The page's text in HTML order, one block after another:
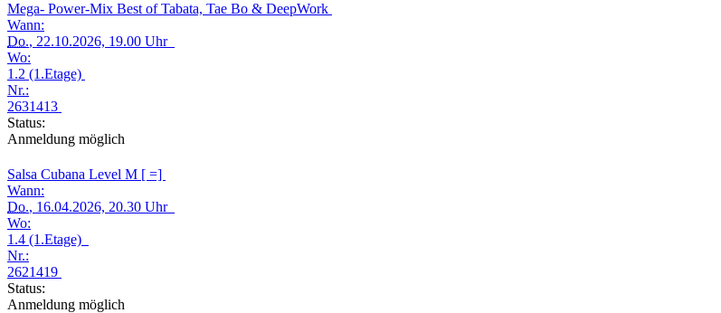
Mega- Power-Mix Best of Tabata, Tae Bo & DeepWork
Wann:
Do., 22.10.2026, 19.00 Uhr
Wo:
1.2 (1.Etage)
Nr.:
2631413
Status:
Anmeldung möglich
Salsa Cubana Level M [ =]
Wann:
Do., 16.04.2026, 20.30 Uhr
Wo:
1.4 (1.Etage)
Nr.:
2621419
Status:
Anmeldung möglich